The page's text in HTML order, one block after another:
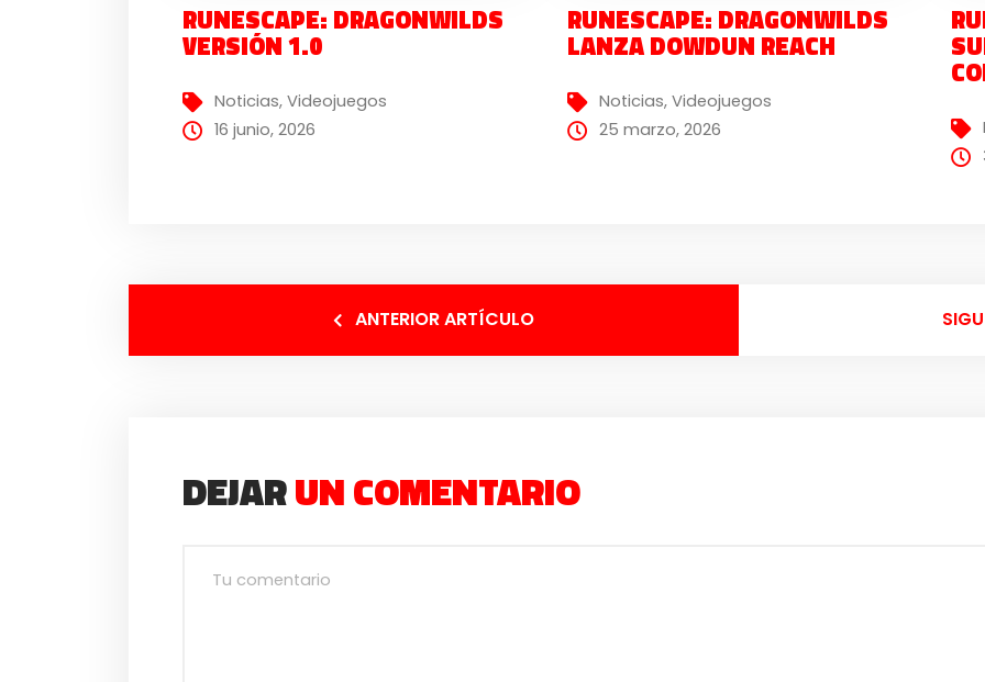
RUNESCAPE: DRAGONWILDS
VERSIÓN 1.0
Noticias,Videojuegos
16 junio, 2026
RUNESCAPE: DRAGONWILDS
LANZA DOWDUN REACH
Noticias, Videojuegos
25 marzo, 2026
ANTERIOR ARTÍCULO
DEJARUN COMENTARIO